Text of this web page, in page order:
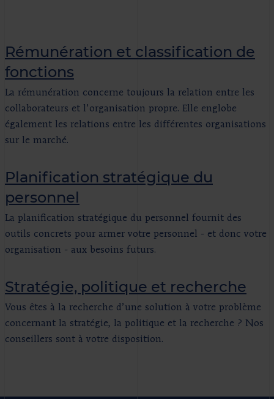
Rémunération et classification de
fonctions
La rémunération concerne toujours la relation entre les
collaborateurs et l’organisation propre. Elle englobe
également les relations entre les différentes organisations
sur le marché.
Planification stratégique du
personnel
La planification stratégique du personnel fournit des
outils concrets pour armer votre personnel - et donc votre
organisation - aux besoins futurs.
Stratégie, politique et recherche
Vous êtes à la recherche d’une solution à votre problème
concernant la stratégie, la politique et la recherche ? Nos
conseillers sont à votre disposition.